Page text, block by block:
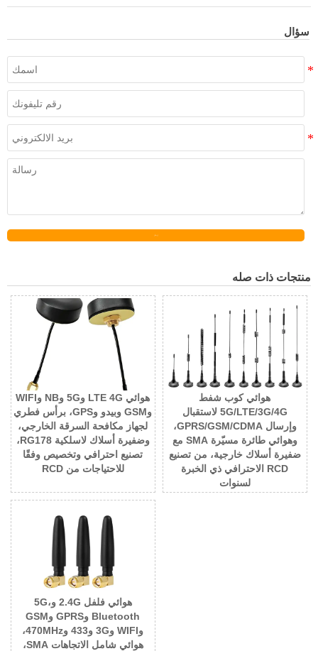
سؤال
منتجات ذات صله
هوائي LTE 4G و5G وNB وWIFI
وGSM وبيدو وGPS، برأس فطري
لجهاز مكافحة السرقة الخارجي،
وضفيرة أسلاك لاسلكية RG178،
تصنيع احترافي وتخصيص وفقًا
للاحتياجات من RCD
هوائي كوب شفط
5G/LTE/3G/4G لاستقبال
وإرسال GPRS/GSM/CDMA،
وهوائي طائرة مسيّرة SMA مع
ضفيرة أسلاك خارجية، من تصنيع
RCD الاحترافي ذي الخبرة
لسنوات
هوائي فلفل 2.4G و5G،
Bluetooth وGPRS وGSM
وWIFI و3G و433 و470MHz،
هوائي شامل الاتجاهات SMA،